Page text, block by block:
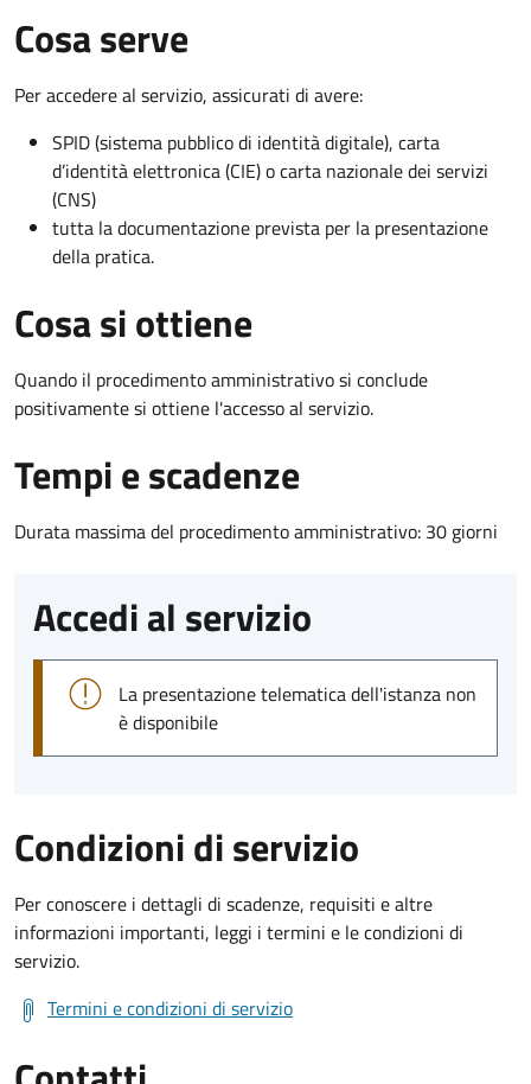
Cosa serve
Per accedere al servizio, assicurati di avere:
SPID (sistema pubblico di identità digitale), carta
d’identità elettronica (CIE) o carta nazionale dei servizi
(CNS)
tutta la documentazione prevista per la presentazione
della pratica.
Cosa si ottiene
Quando il procedimento amministrativo si conclude
positivamente si ottiene l'accesso al servizio.
Tempi e scadenze
Durata massima del procedimento amministrativo: 30 giorni
Accedi al servizio
La presentazione telematica dell'istanza non
è disponibile
Condizioni di servizio
Per conoscere i dettagli di scadenze, requisiti e altre
informazioni importanti, leggi i termini e le condizioni di
servizio.
Termini e condizioni di servizio